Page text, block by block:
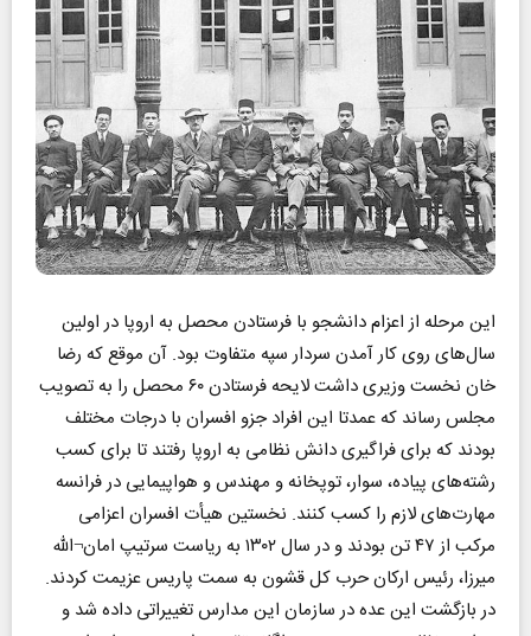
این مرحله از اعزام دانشجو با فرستادن محصل به اروپا در اولین
سال‌های روی کار آمدن سردار سپه متفاوت بود. آن موقع که رضا
خان نخست وزیری داشت لایحه فرستادن ۶۰ محصل را به تصویب
مجلس رساند که عمدتا این افراد جزو افسران با درجات مختلف
بودند که برای فراگیری دانش نظامی به اروپا رفتند تا برای کسب
رشته‌های پیاده، سوار، توپخانه و مهندس و هواپیمایی در فرانسه
مهارت‌های لازم را کسب کنند. نخستین هیأت افسران اعزامی
مرکب از ۴۷ تن بودند و در سال ۱۳۰۲ به ریاست سرتیپ امان¬الله
میرزا، رئیس ارکان حرب کل قشون به سمت پاریس عزیمت کردند.
در بازگشت این عده در سازمان این مدارس تغییراتی داده شد و